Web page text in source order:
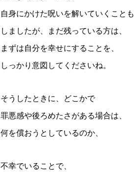
自身にかけた呪いを解いていくことも
しましたが、まだ残っている方は、
まずは自分を幸せにすることを、
しっかり意図してくださいね。
そうしたときに、どこかで
罪悪感や後ろめたさがある場合は、
何を償おうとしているのか、
不幸でいることで、